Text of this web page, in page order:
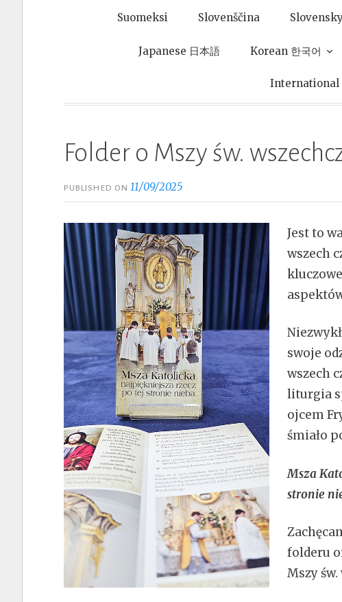
Suomeksi Slovenščina
Japanese 日本語 Korean 한국어
International
Folder o Mszy św.
PUBLISHED ON 11/09/2025
Jest to
wszech
swoje
wszech
liturgia
ojcem
śmiało
Msza
stronie
folderu
Mszy św.